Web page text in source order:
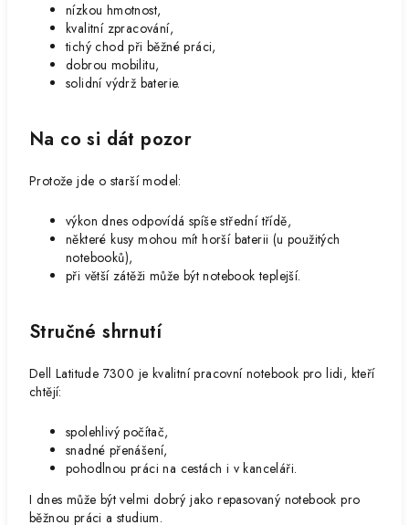
nízkou hmotnost,
kvalitní zpracování,
tichý chod při běžné práci,
dobrou mobilitu,
solidní výdrž baterie.
Na co si dát pozor
Protože jde o starší model:
výkon dnes odpovídá spíše střední třídě,
některé kusy mohou mít horší baterii (u použitých
notebooků),
při větší zátěži může být notebook teplejší.
Stručné shrnutí
Dell Latitude 7300 je kvalitní pracovní notebook pro lidi, kteří
chtějí:
spolehlivý počítač,
snadné přenášení,
pohodlnou práci na cestách i v kanceláři.
I dnes může být velmi dobrý jako repasovaný notebook pro
běžnou práci a studium.